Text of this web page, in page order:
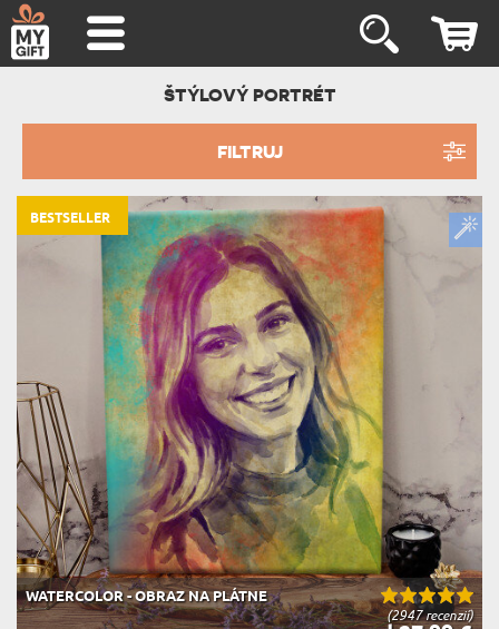
ŠTÝLOVÝ PORTRÉT
FILTRUJ
(2947 recenzií)
WATERCOLOR - OBRAZ NA PLÁTNE
BESTSELLER